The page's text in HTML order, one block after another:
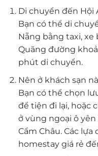
Di chuyển đến Hội
Bạn có thể di
Nẵng bằng taxi, xe
Quãng đường
phút di chuyển.
Nên ở khách sạn
Bạn có thể chọn
để tiện đi lại, hoặc
ở vùng ngoại ô
Cẩm Châu. Các
homestay giá rẻ